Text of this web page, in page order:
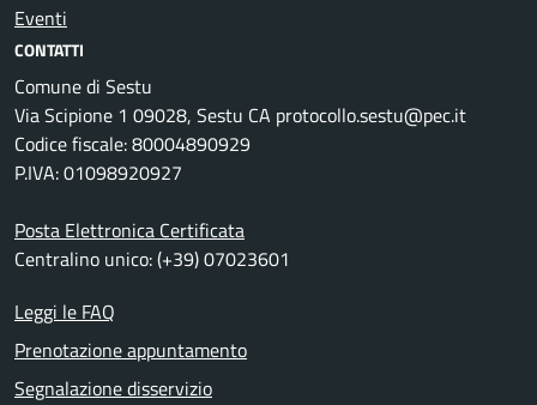
Eventi
CONTATTI
Comune di Sestu
Via Scipione 1 09028, Sestu CA protocollo.sestu@pec.it
Codice fiscale: 80004890929
P.IVA: 01098920927
Posta Elettronica Certificata
Centralino unico: (+39) 07023601
Leggi le FAQ
Prenotazione appuntamento
Segnalazione disservizio